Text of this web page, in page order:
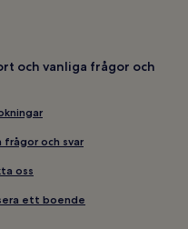
och vanliga frågor och
frågor och svar
oss
ett boende